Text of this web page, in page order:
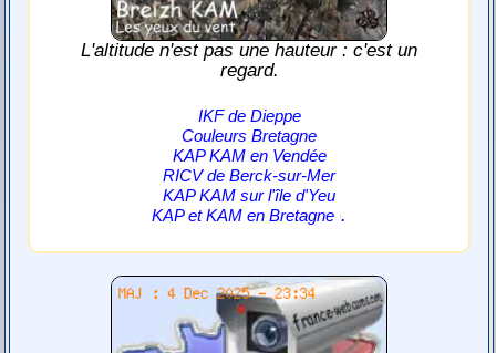
L'altitude n'est pas une hauteur : c'est un
regard.
IKF de Dieppe
Couleurs Bretagne
KAP KAM en Vendée
RICV de Berck-sur-Mer
KAP KAM sur l'île d'Yeu
KAP et KAM en Bretagne .